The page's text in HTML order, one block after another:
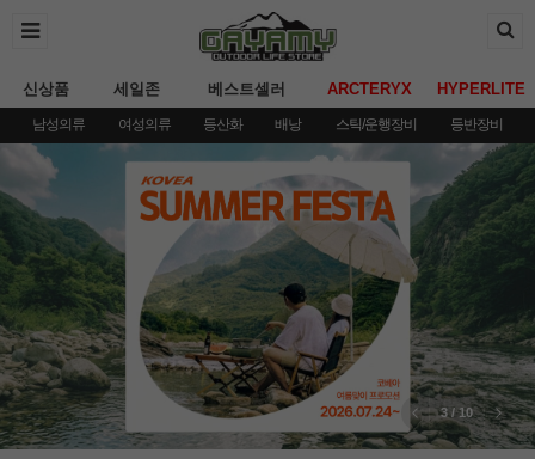
신상품 세일존 베스트셀러 ARCTERYX HYPERLITE
남성의류 여성의류 등산화 배낭 스틱/운행장비 등반장비
3/10